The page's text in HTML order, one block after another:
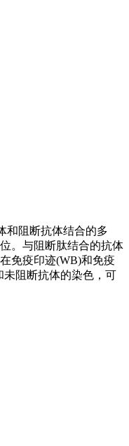
和阻断抗体结合的多
。与阻断肽结合的抗体
免疫印迹(WB)和免疫
阻断抗体的染色，可